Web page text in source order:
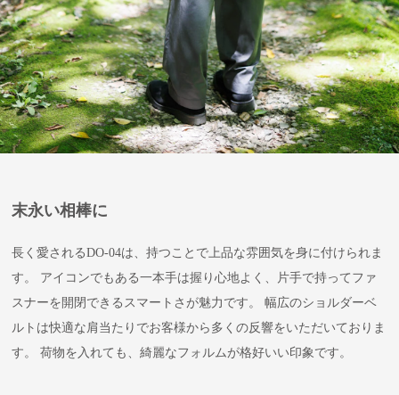
末永い相棒に
長く愛されるDO-04は、持つことで上品な雰囲気を身に付けられま
す。 アイコンでもある一本手は握り心地よく、片手で持ってファ
スナーを開閉できるスマートさが魅力です。 幅広のショルダーベ
ルトは快適な肩当たりでお客様から多くの反響をいただいておりま
す。 荷物を入れても、綺麗なフォルムが格好いい印象です。